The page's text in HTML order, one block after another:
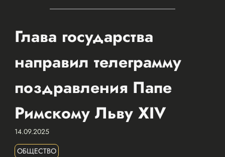
Глава государства
направил телеграмму
поздравления Папе
Римскому Льву XIV
14.09.2025
ОБЩЕСТВО